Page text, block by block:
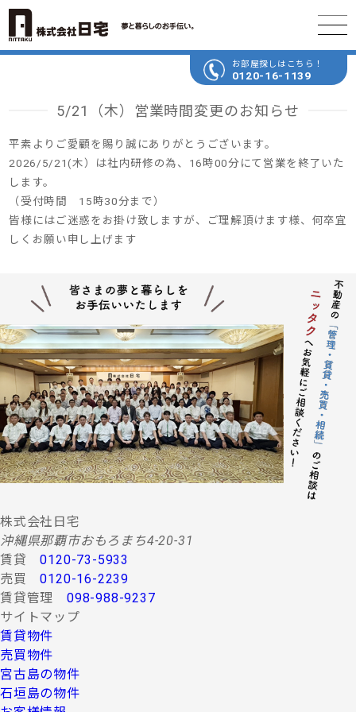
お部屋探しはこちら！
0120-16-1139
5/21（木）営業時間変更のお知らせ
平素よりご愛顧を賜り誠にありがとうございます。
2026/5/21(木）
は社内研修の為、16時00分にて営業を終了いた
します。
（受付時間 15時30分まで）
皆様にはご迷惑をお掛け致しますが、ご理解頂けます様、何卒宜
しくお願い申し上げます
株式会社日宅
沖縄県那覇市おもろまち4-20-31
賃貸0120-73-5933
売買0120-16-2239
賃貸管理 098-988-9237
サイトマップ
賃貸物件
売買物件
宮古島の物件
石垣島の物件